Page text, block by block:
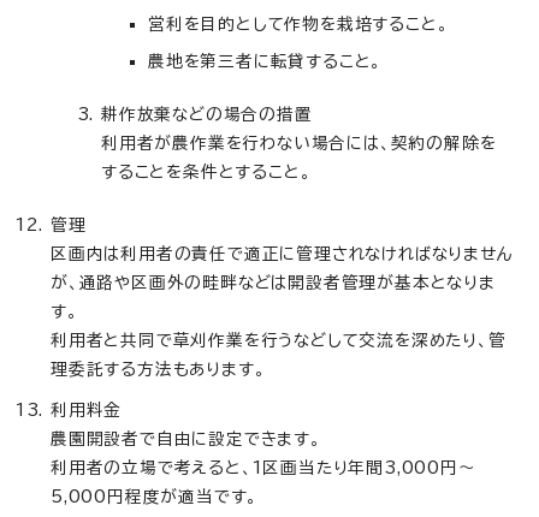
営利を目的として作物を栽培すること。
農地を第三者に転貸すること。
耕作放棄などの場合の措置
利用者が農作業を行わない場合には、契約の解除を
することを条件とすること。
管理
区画内は利用者の責任で適正に管理されなければなりません
が、通路や区画外の畦畔などは開設者管理が基本となりま
す。
利用者と共同で草刈作業を行うなどして交流を深めたり、管
理委託する方法もあります。
利用料金
農園開設者で自由に設定できます。
利用者の立場で考えると、1区画当たり年間3,000円～
5,000円程度が適当です。